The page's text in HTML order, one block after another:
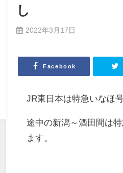
し
2022年3月17日
Facebook
JR東日本は特急いなほ
途中の新潟～酒田間は
ます。